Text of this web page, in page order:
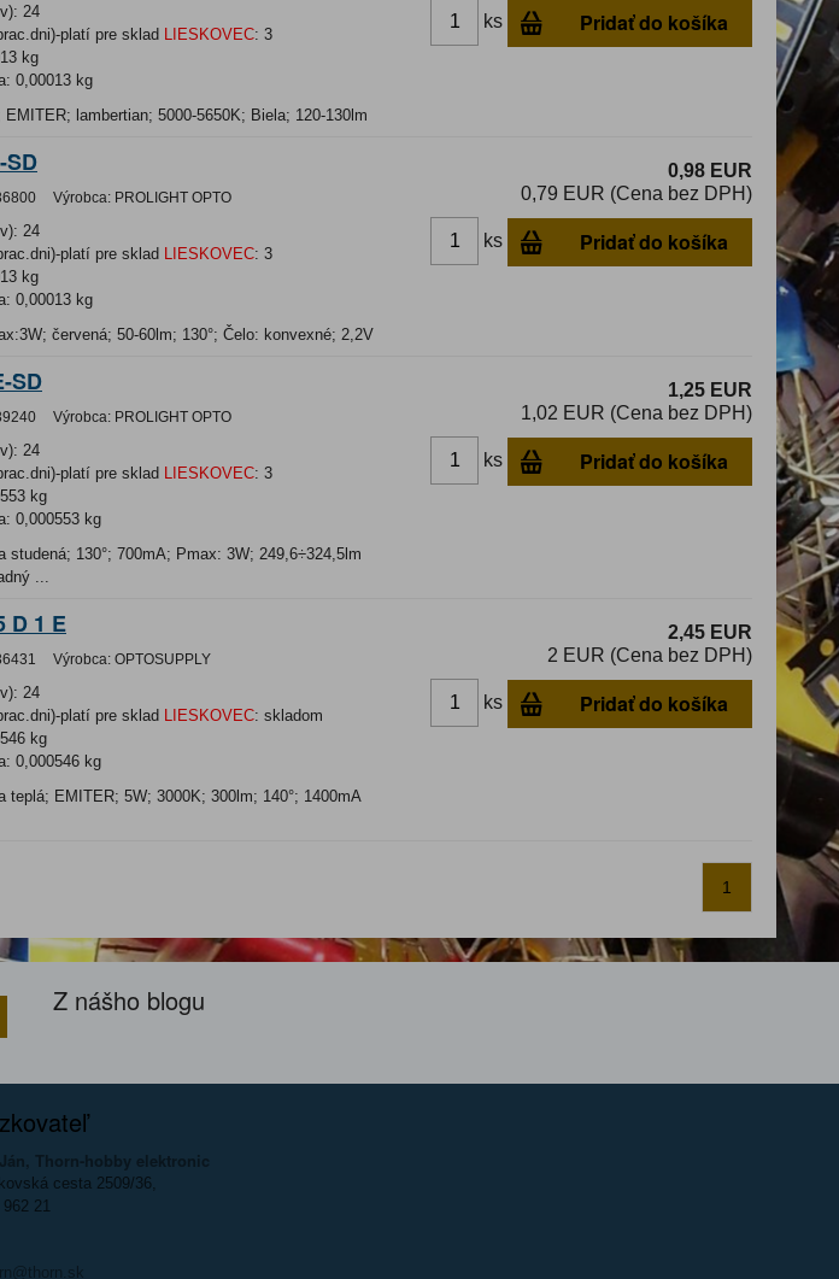
24
platí pre sklad LIESKOVEC: 3
kg
0,00013 kg
lambertian; 5000-5650K; Biela; 120-130lm
ks Pridať do košíka
SD
Výrobca: PROLIGHT OPTO
24
platí pre sklad LIESKOVEC: 3
kg
0,00013 kg
červená; 50-60lm; 130°; Čelo: konvexné; 2,2V
0,98 EUR
0,79 EUR (Cena bez DPH)
ks Pridať do košíka
SD
Výrobca: PROLIGHT OPTO
24
platí pre sklad LIESKOVEC: 3
kg
0,000553 kg
studená; 130°; 700mA; Pmax: 3W; 249,6÷324,5lm
...
1,25 EUR
1,02 EUR (Cena bez DPH)
ks Pridať do košíka
D 1 E
Výrobca: OPTOSUPPLY
24
platí pre sklad LIESKOVEC: skladom
kg
0,000546 kg
teplá; EMITER; 5W; 3000K; 300lm; 140°; 1400mA
2,45 EUR
2 EUR (Cena bez DPH)
ks Pridať do košíka
1
Z nášho blogu
Thorn-hobby elektronic
cesta 2509/36,
21